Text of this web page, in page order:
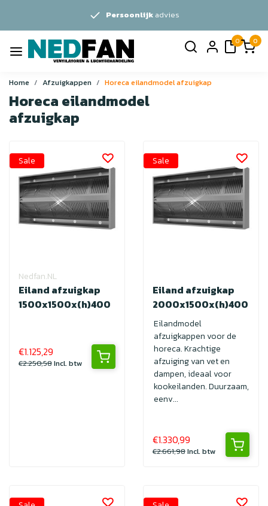
Persoonlijkadvies
0 0
Home Afzuigkappen Horeca eilandmodel afzuigkap
Horeca eilandmodel
afzuigkap
Nedfan.NL
Eiland afzuigkap
1500x1500x(h)400
€1.125,29
€2.250,58Incl. btw
Sale
Eiland afzuigkap
2000x1500x(h)400
Eilandmodel
afzuigkappen voor de
horeca. Krachtige
afzuiging van vet en
dampen, ideaal voor
kookeilanden. Duurzaam,
eenv...
€1.330,99
€2.661,98Incl. btw
Sale